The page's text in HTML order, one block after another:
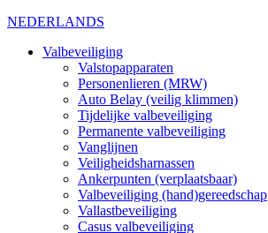
NEDERLANDS
Valbeveiliging
Valstopapparaten
Personenlieren (MRW)
Auto Belay (veilig klimmen)
Tijdelijke valbeveiliging
Permanente valbeveiliging
Vanglijnen
Veiligheidsharnassen
Ankerpunten (verplaatsbaar)
Valbeveiliging (hand)gereedschap
Vallastbeveiliging
Casus valbeveiliging